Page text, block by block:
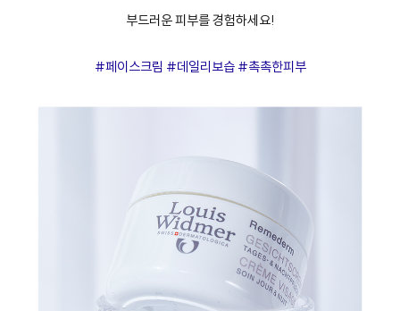
부드러운 피부를 경험하세요!
#페이스크림 #데일리보습 #촉촉한피부